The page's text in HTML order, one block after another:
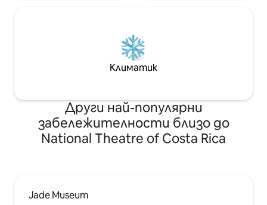
Климатик
Други най-популярни
забележителности близо до
National Theatre of Costa Rica
Jade Museum